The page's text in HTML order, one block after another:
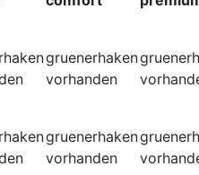
gruenerhaken
vorhanden
gruenerhaken
vorhanden